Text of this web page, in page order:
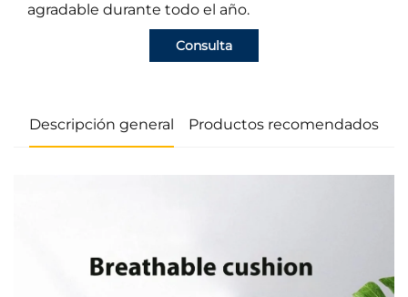
agradable durante todo el año.
Consulta
Descripción general Productos recomendados